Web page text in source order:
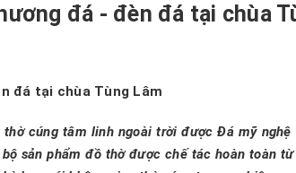
đá - đèn đá tại chùa
đá tại chùa Tùng Lâm
cúng tâm linh ngoài trời được Đá mỹ
sản phẩm đồ thờ được chế tác hoàn toàn